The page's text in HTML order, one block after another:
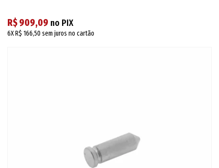
R$ 909,09 no PIX
6XR$ 166,50 sem juros no cartão